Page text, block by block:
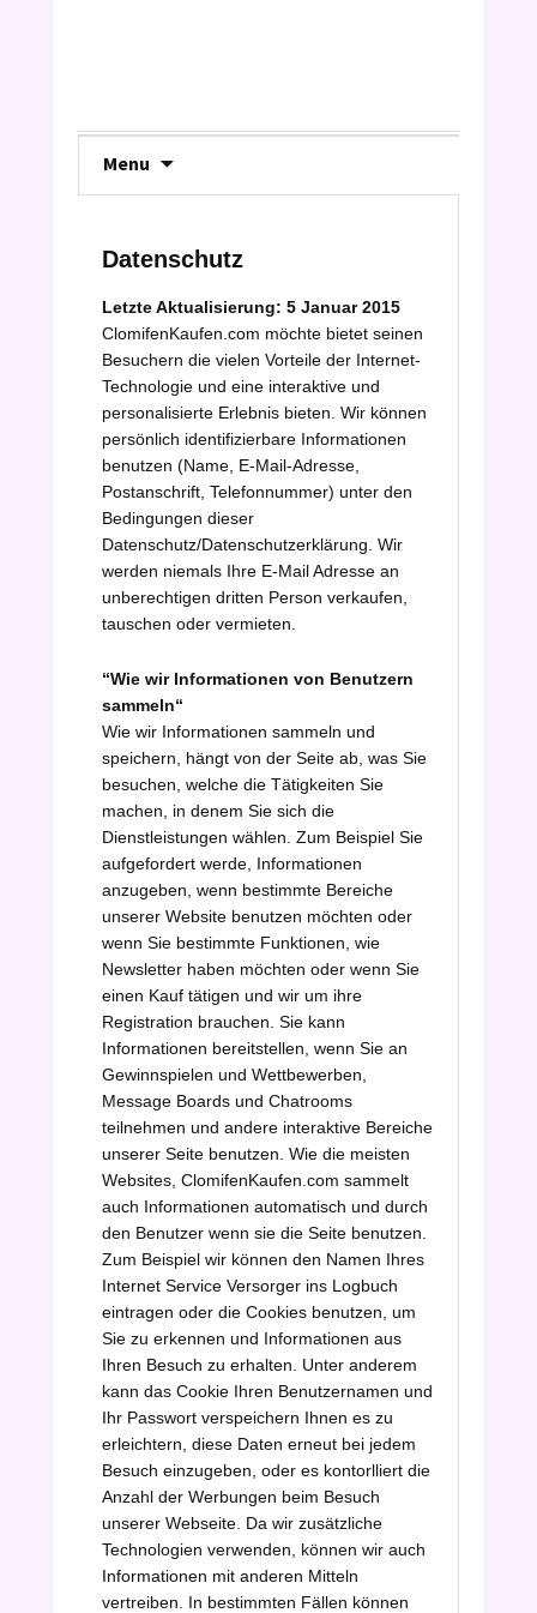
Menu
Datenschutz
Letzte Aktualisierung: 5 Januar2015
ClomifenKaufen.com möchte bietet seinen
Besuchern die vielen Vorteile der Internet-
Technologie und eine interaktive und
personalisierte Erlebnis bieten. Wir können
persönlich identifizierbare Informationen
benutzen (Name, E-Mail-Adresse,
Postanschrift, Telefonnummer) unter den
Bedingungen dieser
Datenschutz/Datenschutzerklärung. Wir
werden niemals Ihre E-Mail Adresse an
unberechtigen dritten Person verkaufen,
tauschen oder vermieten.
“Wie wir Informationen von Benutzern
sammeln“
Wie wir Informationen sammeln und
speichern, hängt von der Seite ab, was Sie
besuchen, welche die Tätigkeiten Sie
machen, in denem Sie sich die
Dienstleistungen wählen. Zum Beispiel Sie
aufgefordert werde, Informationen
anzugeben, wenn bestimmte Bereiche
unserer Website benutzen möchten oder
wenn Sie bestimmte Funktionen, wie
Newsletter haben möchten oder wenn Sie
einen Kauf tätigen und wir um ihre
Registration brauchen. Sie kann
Informationen bereitstellen, wenn Sie an
Gewinnspielen und Wettbewerben,
Message Boards und Chatrooms
teilnehmen und andere interaktive Bereiche
unserer Seite benutzen. Wie die meisten
Websites, ClomifenKaufen.com sammelt
auch Informationen automatisch und durch
den Benutzer wenn sie die Seite benutzen.
Zum Beispiel wir können den Namen Ihres
Internet Service Versorger ins Logbuch
eintragen oder die Cookies benutzen, um
Sie zu erkennen und Informationen aus
Ihren Besuch zu erhalten. Unter anderem
kann das Cookie Ihren Benutzernamen und
Ihr Passwort verspeichern Ihnen es zu
erleichtern, diese Daten erneut bei jedem
Besuch einzugeben, oder es kontorlliert die
Anzahl der Werbungen beim Besuch
unserer Webseite. Da wir zusätzliche
Technologien verwenden, können wir auch
Informationen mit anderen Mitteln
vertreiben. In bestimmten Fällen können